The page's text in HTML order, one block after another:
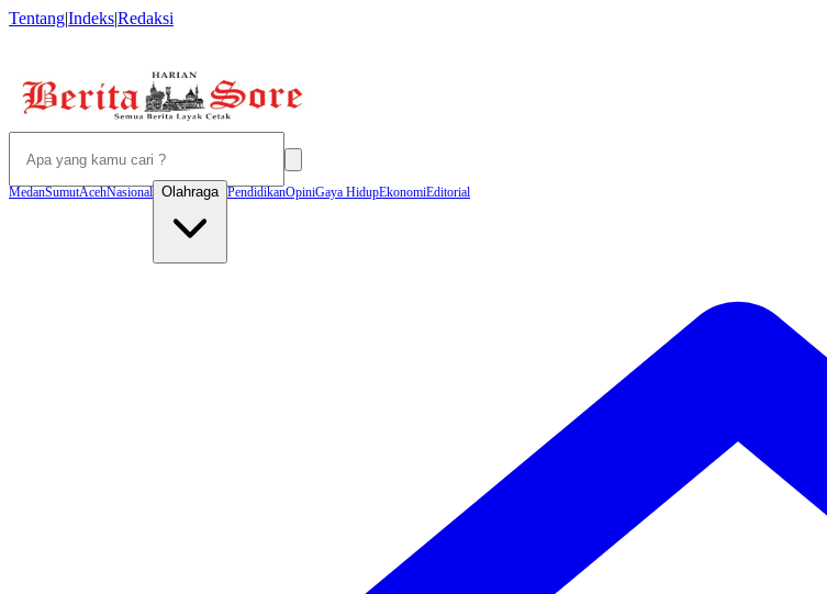
Tentang|Indeks|Redaksi
MedanSumutAcehNasional Olahraga PendidikanOpiniGaya HidupEkonomiEditorial